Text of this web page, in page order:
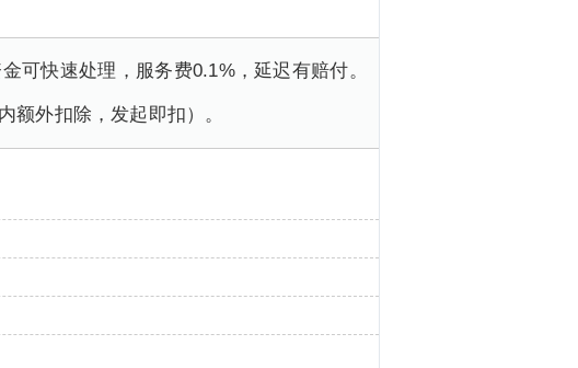
可快速处理，服务费0.1%，延迟有赔付。
额外扣除，发起即扣）。